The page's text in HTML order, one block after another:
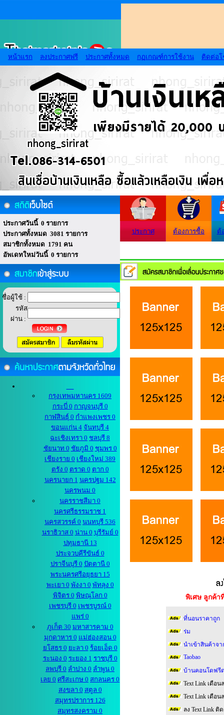
หน้าแรก ลงประกาศฟรี ประกาศทั้งหมด กฏเกณฑ์การใช้งาน ติดต่อ
ประกาศวันนี้ 0 รายการ
ประกาศทั้งหมด 3081 รายการ
สมาชิกทั้งหมด 1791 คน
อัพเดทใหม่วันนี้ 0 รายการ
ชื่อผู้ใช้ :
รหัส
ผ่าน :
กรุงเทพมหานคร 1609
กระบี่ 0 กาญจนบุรี 0
กาฬสินธุ์ 0 กำแพงเพชร 0
ขอนแก่น 4 จันทบุรี 4
ฉะเชิงเทรา 0 ชลบุรี 8
ชัยนาท 0 ชัยภูมิ 0 ชุมพร 0
เชียงราย 0 เชียงใหม่ 389
ตรัง 0 ตราด 0 ตาก 0
นครนายก 1 นครปฐม 142
นครพนม 0
นครราชสีมา 0
นครศรีธรรมราช 1
นครสวรรค์ 0 นนทบุรี 536
นราธิวาส 0 น่าน 0 บุรีรัมย์ 0
ปทุมธานี 13
ประจวบคีรีขันธ์ 0
ปราจีนบุรี 0 ปัตตานี 0
พระนครศรีอยุธยา 15
พะเยา 0 พังงา 0 พัทลุง 0
พิจิตร 0 พิษณุโลก 0
เพชรบุรี 0 เพชรบูรณ์ 0
แพร่ 0
ภูเก็ต 30 มหาสารคาม 0
มุกดาหาร 0 แม่ฮ่องสอน 0
ยโสธร 0 ยะลา 0 ร้อยเอ็ด 0
ระนอง 0 ระยอง 1 ราชบุรี 0
ลพบุรี 0 ลำปาง 0 ลำพูน 0
เลย 0 ศรีสะเกษ 0 สกลนคร 0
สงขลา 0 สตูล 0
สมุทรปราการ 126
สมุทรสงคราม 0
ประกาศ ต้องการซื้อ ต้
พิเศษ ลูกค้า
ที่นอนราคาถูก
ร่ม
นำเข้าสินค้าจา
Taobao
บ้านคอนโดฟรี
Text Link เดือน
Text Link เดือน
ลง Text Link ติด